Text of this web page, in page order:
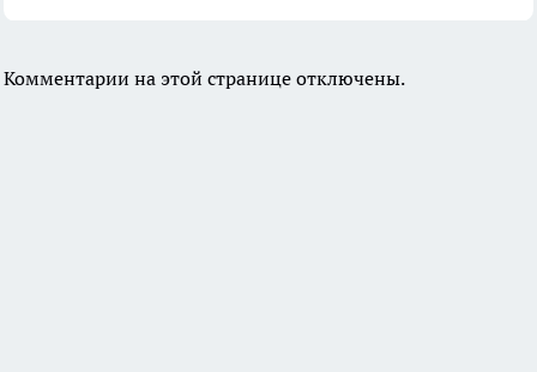
Комментарии на этой странице отключены.